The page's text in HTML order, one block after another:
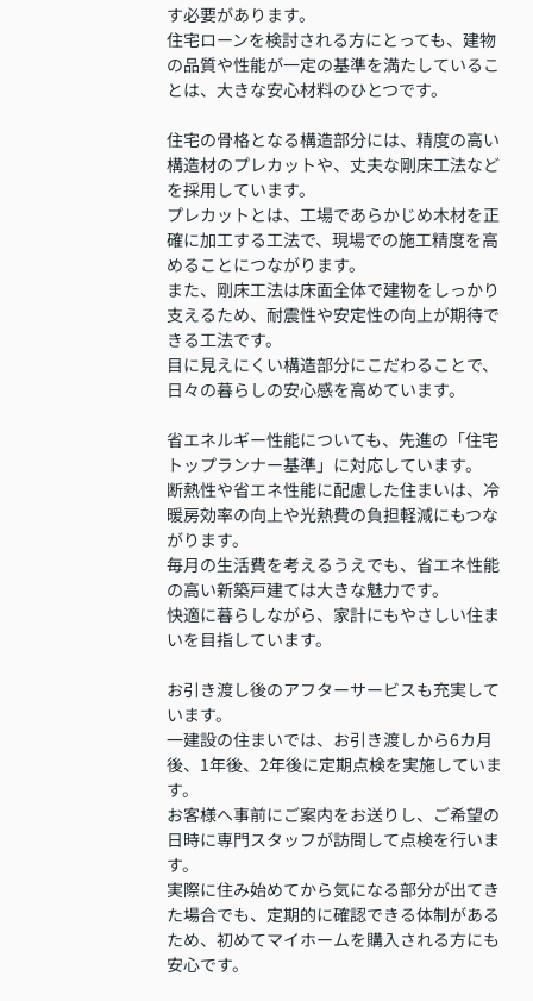
す必要があります。
住宅ローンを検討される方にとっても、建物
の品質や性能が一定の基準を満たしているこ
とは、大きな安心材料のひとつです。
住宅の骨格となる構造部分には、精度の高い
構造材のプレカットや、丈夫な剛床工法など
を採用しています。
プレカットとは、工場であらかじめ木材を正
確に加工する工法で、現場での施工精度を高
めることにつながります。
また、剛床工法は床面全体で建物をしっかり
支えるため、耐震性や安定性の向上が期待で
きる工法です。
目に見えにくい構造部分にこだわることで、
日々の暮らしの安心感を高めています。
省エネルギー性能についても、先進の「住宅
トップランナー基準」に対応しています。
断熱性や省エネ性能に配慮した住まいは、冷
暖房効率の向上や光熱費の負担軽減にもつな
がります。
毎月の生活費を考えるうえでも、省エネ性能
の高い新築戸建ては大きな魅力です。
快適に暮らしながら、家計にもやさしい住ま
いを目指しています。
お引き渡し後のアフターサービスも充実して
います。
一建設の住まいでは、お引き渡しから6カ月
後、1年後、2年後に定期点検を実施していま
す。
お客様へ事前にご案内をお送りし、ご希望の
日時に専門スタッフが訪問して点検を行いま
す。
実際に住み始めてから気になる部分が出てき
た場合でも、定期的に確認できる体制がある
ため、初めてマイホームを購入される方にも
安心です。